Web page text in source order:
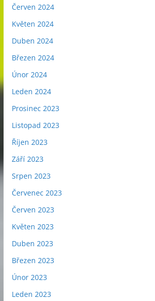
Červen 2024
Květen 2024
Duben 2024
Březen 2024
Únor 2024
Leden 2024
Prosinec 2023
Listopad 2023
Říjen 2023
Září 2023
Srpen 2023
Červenec 2023
Červen 2023
Květen 2023
Duben 2023
Březen 2023
Únor 2023
Leden 2023